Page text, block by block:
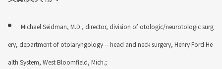
Michael Seidman, M.D., director, division of otologic/neurotologic surg
ery, department of otolaryngology -- head and neck surgery, Henry Ford He
alth System, West Bloomfield, Mich.;